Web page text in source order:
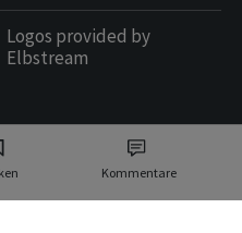
Kommentare
Logos provided by
Elbstream
Schweiz